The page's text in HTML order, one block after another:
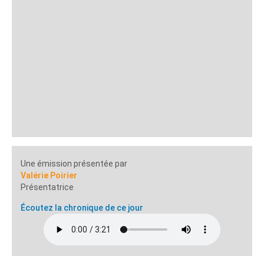
Une émission présentée par
Valérie Poirier
Présentatrice
Écoutez la chronique de ce jour